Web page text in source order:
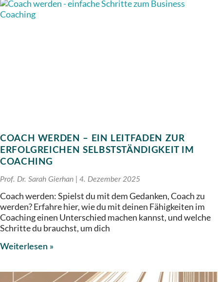
COACH WERDEN – EIN LEITFADEN ZUR
ERFOLGREICHEN SELBSTSTÄNDIGKEIT IM
COACHING
Prof. Dr. Sarah Gierhan 4. Dezember 2025
Coach werden: Spielst du mit dem Gedanken, Coach zu
werden? Erfahre hier, wie du mit deinen Fähigkeiten im
Coaching einen Unterschied machen kannst, und welche
Schritte du brauchst, um dich
Weiterlesen »